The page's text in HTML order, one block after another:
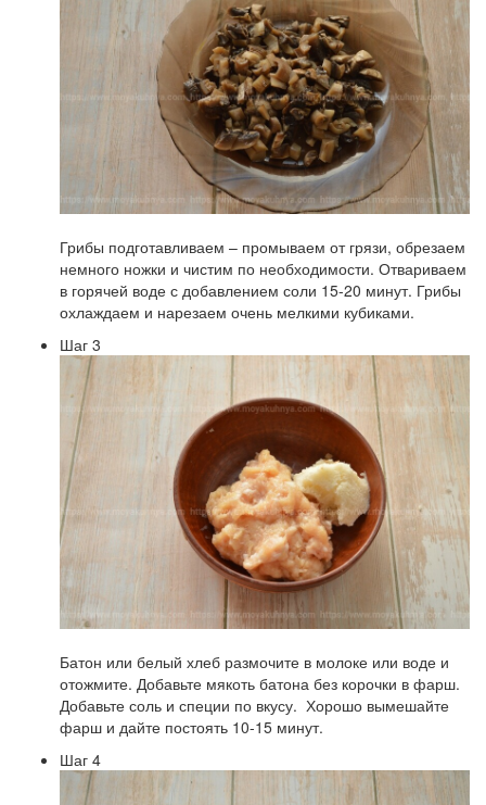
Грибы подготавливаем – промываем от грязи, обрезаем
немного ножки и чистим по необходимости. Отвариваем
в горячей воде с добавлением соли 15-20 минут. Грибы
охлаждаем и нарезаем очень мелкими кубиками.
Шаг 3
Батон или белый хлеб размочите в молоке или воде и
отожмите. Добавьте мякоть батона без корочки в фарш.
Добавьте соль и специи по вкусу. Хорошо вымешайте
фарш и дайте постоять 10-15 минут.
Шаг 4